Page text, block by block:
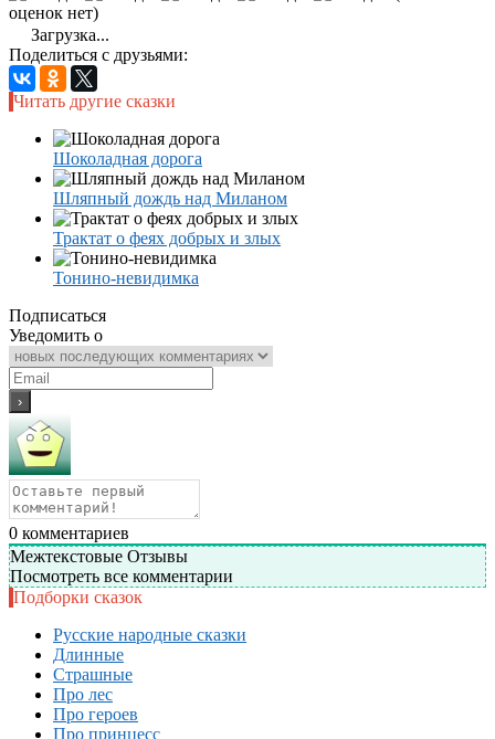
оценок нет)
Загрузка...
Поделиться с друзьями:
Читать другие сказки
Шоколадная дорога
Шляпный дождь над Миланом
Трактат о феях добрых и злых
Тонино-невидимка
Подписаться
Уведомить о
0 комментариев
Межтекстовые Отзывы
Посмотреть все комментарии
Подборки сказок
Русские народные сказки
Длинные
Страшные
Про лес
Про героев
Про принцесс